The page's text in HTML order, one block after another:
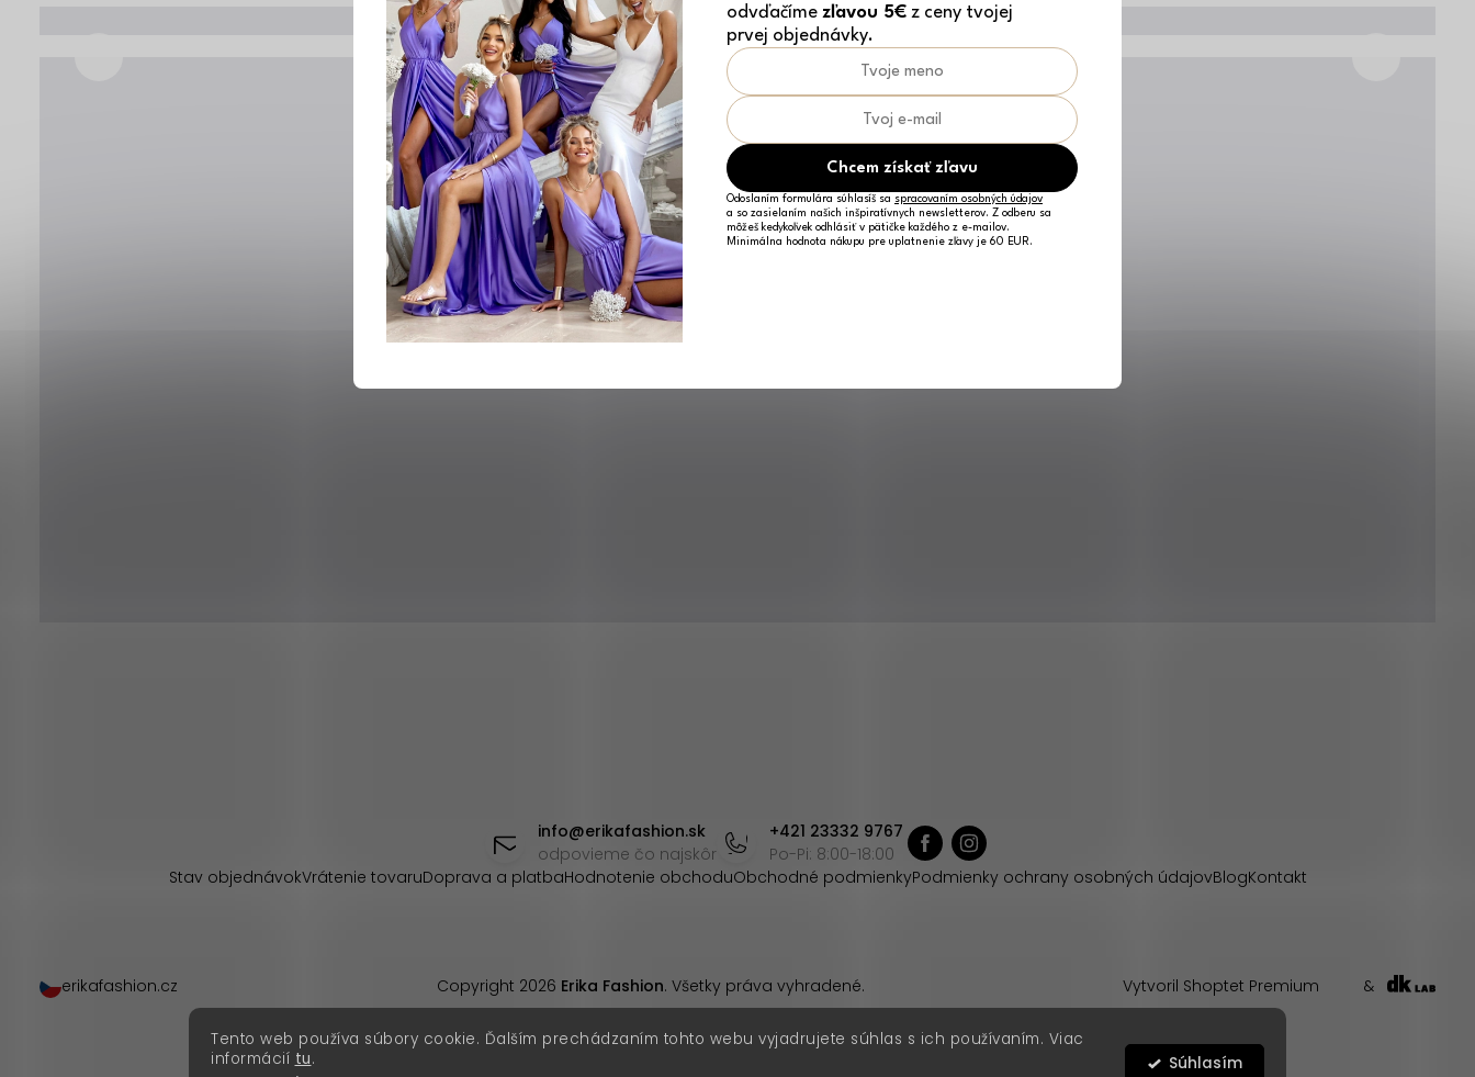
Tento web používa súbory cookie. Ďalším prechádzaním tohto webu vyjadrujete súhlas s ich používaním. Viac
informácií tu. Súhlasím
info@erikafashion.sk
odpovieme čo najskôr
+421 23332 9767
Po-Pi: 8:00-18:00
Stav objednávokVrátenie tovaruDoprava a platbaHodnotenie obchoduObchodné podmienkyPodmienky ochrany osobných údajovBlogKontakt
Vytvoril Shoptet Premium &
Copyright 2026 Erika Fashion. Všetky práva vyhradené.
erikafashion.cz
odvďačíme zľavou 5€ z ceny tvojej
prvej objednávky.
Chcem získať zľavu
Odoslaním formulára súhlasíš sa spracovaním osobných údajov
a so zasielaním našich inšpiratívnych newsletterov. Z odberu sa
môžeš kedykoľvek odhlásiť v pätičke každého z e-mailov.
Minimálna hodnota nákupu pre uplatnenie zľavy je 60 EUR.